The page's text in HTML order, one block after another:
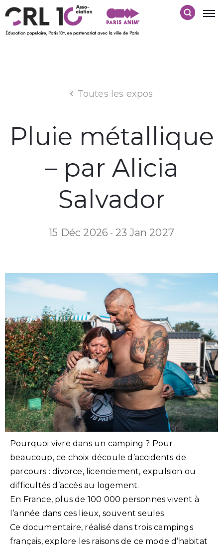
Toutes les expos
Pluie métallique
– par Alicia
Salvador
15 Déc 2026 - 23 Jan 2027
Pourquoi vivre dans un camping ? Pour
beaucoup, ce choix découle d’accidents de
parcours : divorce, licenciement, expulsion ou
difficultés d’accès au logement.
En France, plus de 100 000 personnes vivent à
l’année dans ces lieux, souvent seules.
Ce documentaire, réalisé dans trois campings
français, explore les raisons de ce mode d’habitat